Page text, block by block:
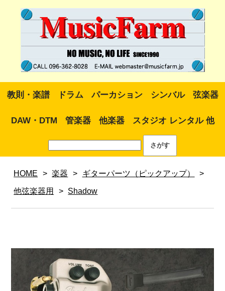
教則・楽譜 ドラム パーカション シンバル 弦楽器
DAW・DTM 管楽器 他楽器 スタジオ レンタル 他
HOME > 楽器 > ギターパーツ（ピックアップ） >
他弦楽器用 > Shadow